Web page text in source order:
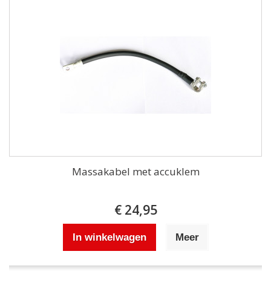
Massakabel met accuklem
€ 24,95
In winkelwagen Meer